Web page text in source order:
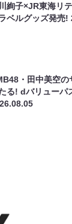
絢子×JR東海リ
ベルグッズ発売!
・田中美空
る! dバリューパ